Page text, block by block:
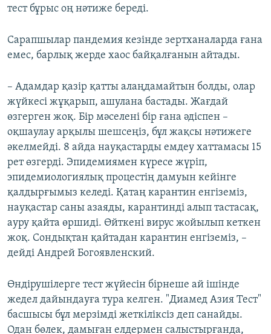
тест бұрыс оң нәтиже береді.
Сарапшылар пандемия кезінде зертханаларда ғана
емес, барлық жерде хаос байқалғанын айтады.
– Адамдар қазір қатты алаңдамайтын болды, олар
жүйкесі жұқарып, ашулана бастады. Жағдай
өзгерген жоқ. Бір мәселені бір ғана әдіспен –
оқшаулау арқылы шешсеңіз, бұл жақсы нәтижеге
әкелмейді. 8 айда науқастарды емдеу хаттамасы 15
рет өзгерді. Эпидемиямен күресе жүріп,
эпидемиологиялық процестің дамуын кейінге
қалдырғымыз келеді. Қатаң карантин енгіземіз,
науқастар саны азаяды, карантинді алып тастасақ,
ауру қайта өршиді. Өйткені вирус жойылып кеткен
жоқ. Сондықтан қайтадан карантин енгіземіз, –
дейді Андрей Богоявленский.
Өндірушілерге тест жүйесін бірнеше ай ішінде
жедел дайындауға тура келген. "Диамед Азия Тест"
басшысы бұл мерзімді жеткіліксіз деп санайды.
Одан бөлек, дамыған елдермен салыстырғанда,